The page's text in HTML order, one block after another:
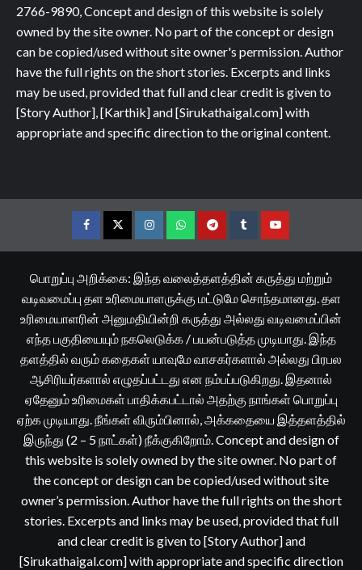
2766-9890, Concept and design of this website is solely
owned by the site owner. No part of the concept or design
can be copied/used without site owner's permission. Author
have the full rights on the short stories. Excerpts and links
may be used, provided that full and clear credit is given to
[Story Author], [Karthik] and [Sirukathaigal.com] with
appropriate and specific direction to the original content.
FacebookTwitterInstagramWhatsappTelegramTumblrYouTube
பொறுப்பு அறிக்கை: இந்த வலைத்தளத்தின் கருத்து மற்றும்
வடிவமைப்பு தள உரிமையாளருக்கு மட்டுமே சொந்தமானது. தள
உரிமையாளரின் அனுமதியின்றி கருத்து அல்லது வடிவமைப்பின்
எந்த பகுதியையும் நகலெடுக்க / பயன்படுத்த முடியாது. இந்த
தளத்தில் வரும் கதைகள் யாவுமே வாசகர்களால் அல்லது பிரபல
ஆசிரியர்களால் எழுதப்பட்டது என நம்பப்படுகிறது. இதனால்
ஏதேனும் உரிமைகள் பாதிக்கபட்டால் அதற்கு நாங்கள் பொறுப்பு
ஏற்க முடியாது. நீங்கள் விரும்பினால், அக்கதையை இத்தளத்தில்
இருந்து (2 – 5 நாட்கள்) நீக்குகிறோம். Concept and design of
this website is solely owned by the site owner. No part of
the concept or design can be copied/used without site
owner’s permission. Author have the full rights on the short
stories. Excerpts and links may be used, provided that full
and clear credit is given to [Story Author] and
[Sirukathaigal.com] with appropriate and specific direction